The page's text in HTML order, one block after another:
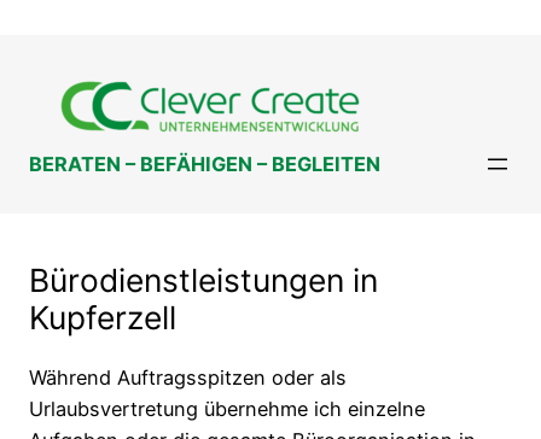
springen
BERATEN – BEFÄHIGEN – BEGLEITEN
Bürodienstleistungen in
Kupferzell
Während Auftragsspitzen oder als
Urlaubsvertretung übernehme ich einzelne